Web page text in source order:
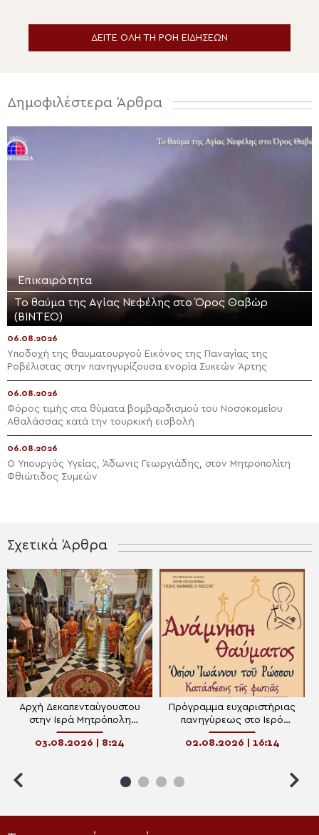
ΔΕΙΤΕ ΟΛΗ ΤΗ ΡΟΗ ΕΙΔΗΣΕΩΝ
Δημοφιλέστερα Άρθρα
Επικαιρότητα
Το θαύμα της Αγίας Νεφέλης στο Όρος Θαβώρ
(ΒΙΝΤΕΟ)
06.08.2026
Yποδοχή της θαυματουργού Εικόνος της Παναγίας της
Ροβέλιστας στην πανηγυρίζουσα ενορία Συκεών Άρτης
06.08.2026
Φόρος τιμής στα θύματα βομβαρδισμού του Νοσοκομείου
Αθαλάσσας κατά την τουρκική εισβολή
06.08.2026
Ο Υπουργός Υγείας, Άδωνις Γεωργιάδης, στον Μητροπολίτη
Φθιώτιδος Συμεών
Σχετικά Άρθρα
Αρχή Δεκαπενταύγουστου
στην Ιερά Μητρόπολη
Χαλκίδος
03.08.2026 | 8:24
Πρόγραμμα ευχαριστήριας
πανηγύρεως στο Ιερό
Προσκύνημα του Οσίου
Ιωάννου του Ρώσσου
02.08.2026 | 16:14